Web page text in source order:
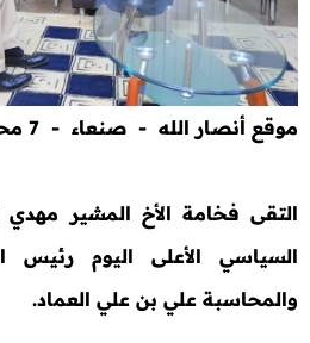
موقع أنصار الله - صنعاء - 7 محرم 1440هـ
التقى فخامة الأخ المشير
السياسي الأعلى اليوم رئيس
والمحاسبة علي بن علي العماد.